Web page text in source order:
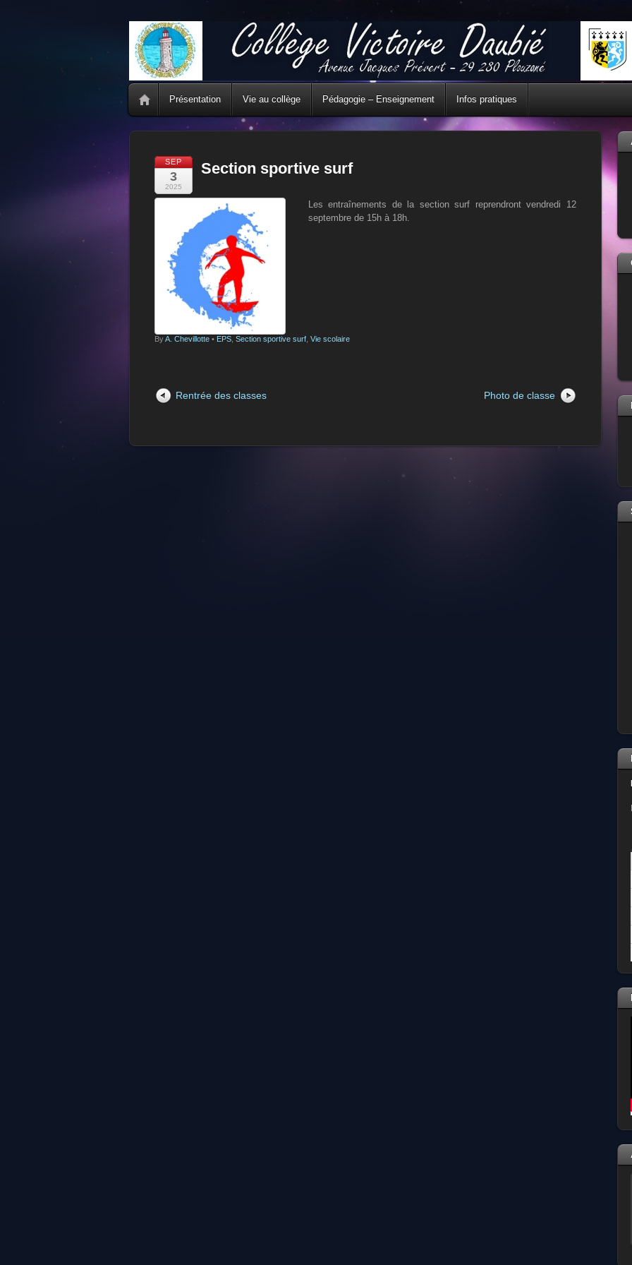
Présentation Vie au collège Pédagogie – Enseignement Infos pratiques
SEP
3
2025
Section sportive surf
Les entraînements de la section surf reprendront vendredi 12
septembre de 15h à 18h.
ByA. Chevillotte • EPS Section sportive surf Vie scolaire
Rentrée des classes Photo de classe